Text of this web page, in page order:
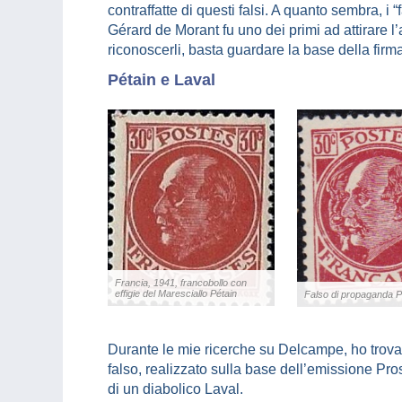
contraffatte di questi falsi. A quanto sembra, i
Gérard de Morant fu uno dei primi ad attirare
riconoscerli, basta guardare la base della
Pétain e Laval
Francia, 1941, francobollo con
effigie del Maresciallo Pétain
Falso di propaganda
Durante le mie ricerche su Delcampe, ho
falso, realizzato sulla base dell’emissione
di un diabolico Laval.